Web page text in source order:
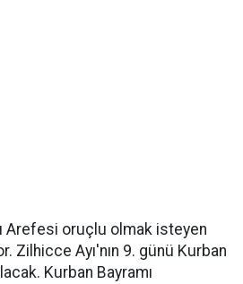
Arefesi oruçlu olmak isteyen
Zilhicce Ayı'nın 9. günü Kurban
Kurban Bayramı